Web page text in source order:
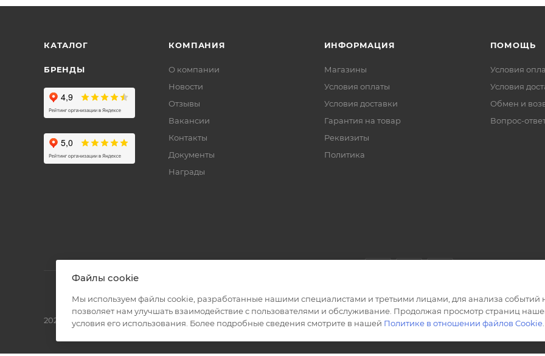
КАТАЛОГ
БРЕНДЫ
КОМПАНИЯ
О компании
Новости
Отзывы
Вакансии
Контакты
Документы
Награды
ИНФОРМАЦИЯ
Магазины
Условия оплаты
Условия доставки
Гарантия на товар
Реквизиты
Политика
ПОМОЩЬ
Условия
Условия
Обмен и
Вопрос-
2026 © Полиграф кит - интернет-магазин
Файлы cookie
Мы используем файлы cookie, разработанные нашими специалистами и третьими лицами, для анализа событий
позволяет нам улучшать взаимодействие с пользователями и обслуживание. Продолжая просмотр страниц
условия его использования. Более подробные сведения смотрите в нашей Политике в отношении файлов Cookie